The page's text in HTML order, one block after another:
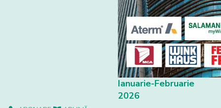
Ianuarie-Februarie
2026